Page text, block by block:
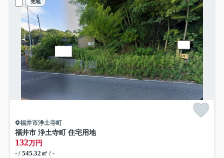
売地
福井市浄土寺町
福井市 浄土寺町 住宅用地
132万円
- / 545.32㎡ / -